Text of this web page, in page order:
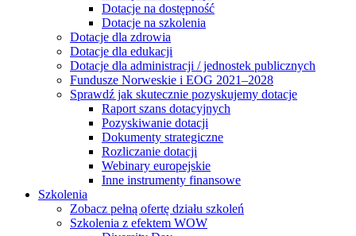
Dotacje na dostępność
Dotacje na szkolenia
Dotacje dla zdrowia
Dotacje dla edukacji
Dotacje dla administracji / jednostek publicznych
Fundusze Norweskie i EOG 2021–2028
Sprawdź jak skutecznie pozyskujemy dotacje
Raport szans dotacyjnych
Pozyskiwanie dotacji
Dokumenty strategiczne
Rozliczanie dotacji
Webinary europejskie
Inne instrumenty finansowe
Szkolenia
Zobacz pełną ofertę działu szkoleń
Szkolenia z efektem WOW